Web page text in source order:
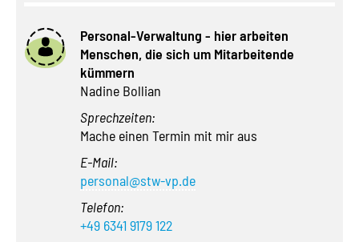
Personal-Verwaltung - hier arbeiten
Menschen, die sich um Mitarbeitende
kümmern
Nadine Bollian
Sprechzeiten:
Mache einen Termin mit mir aus
E-Mail:
personal@stw-vp.de
Telefon:
+49 6341 9179 122